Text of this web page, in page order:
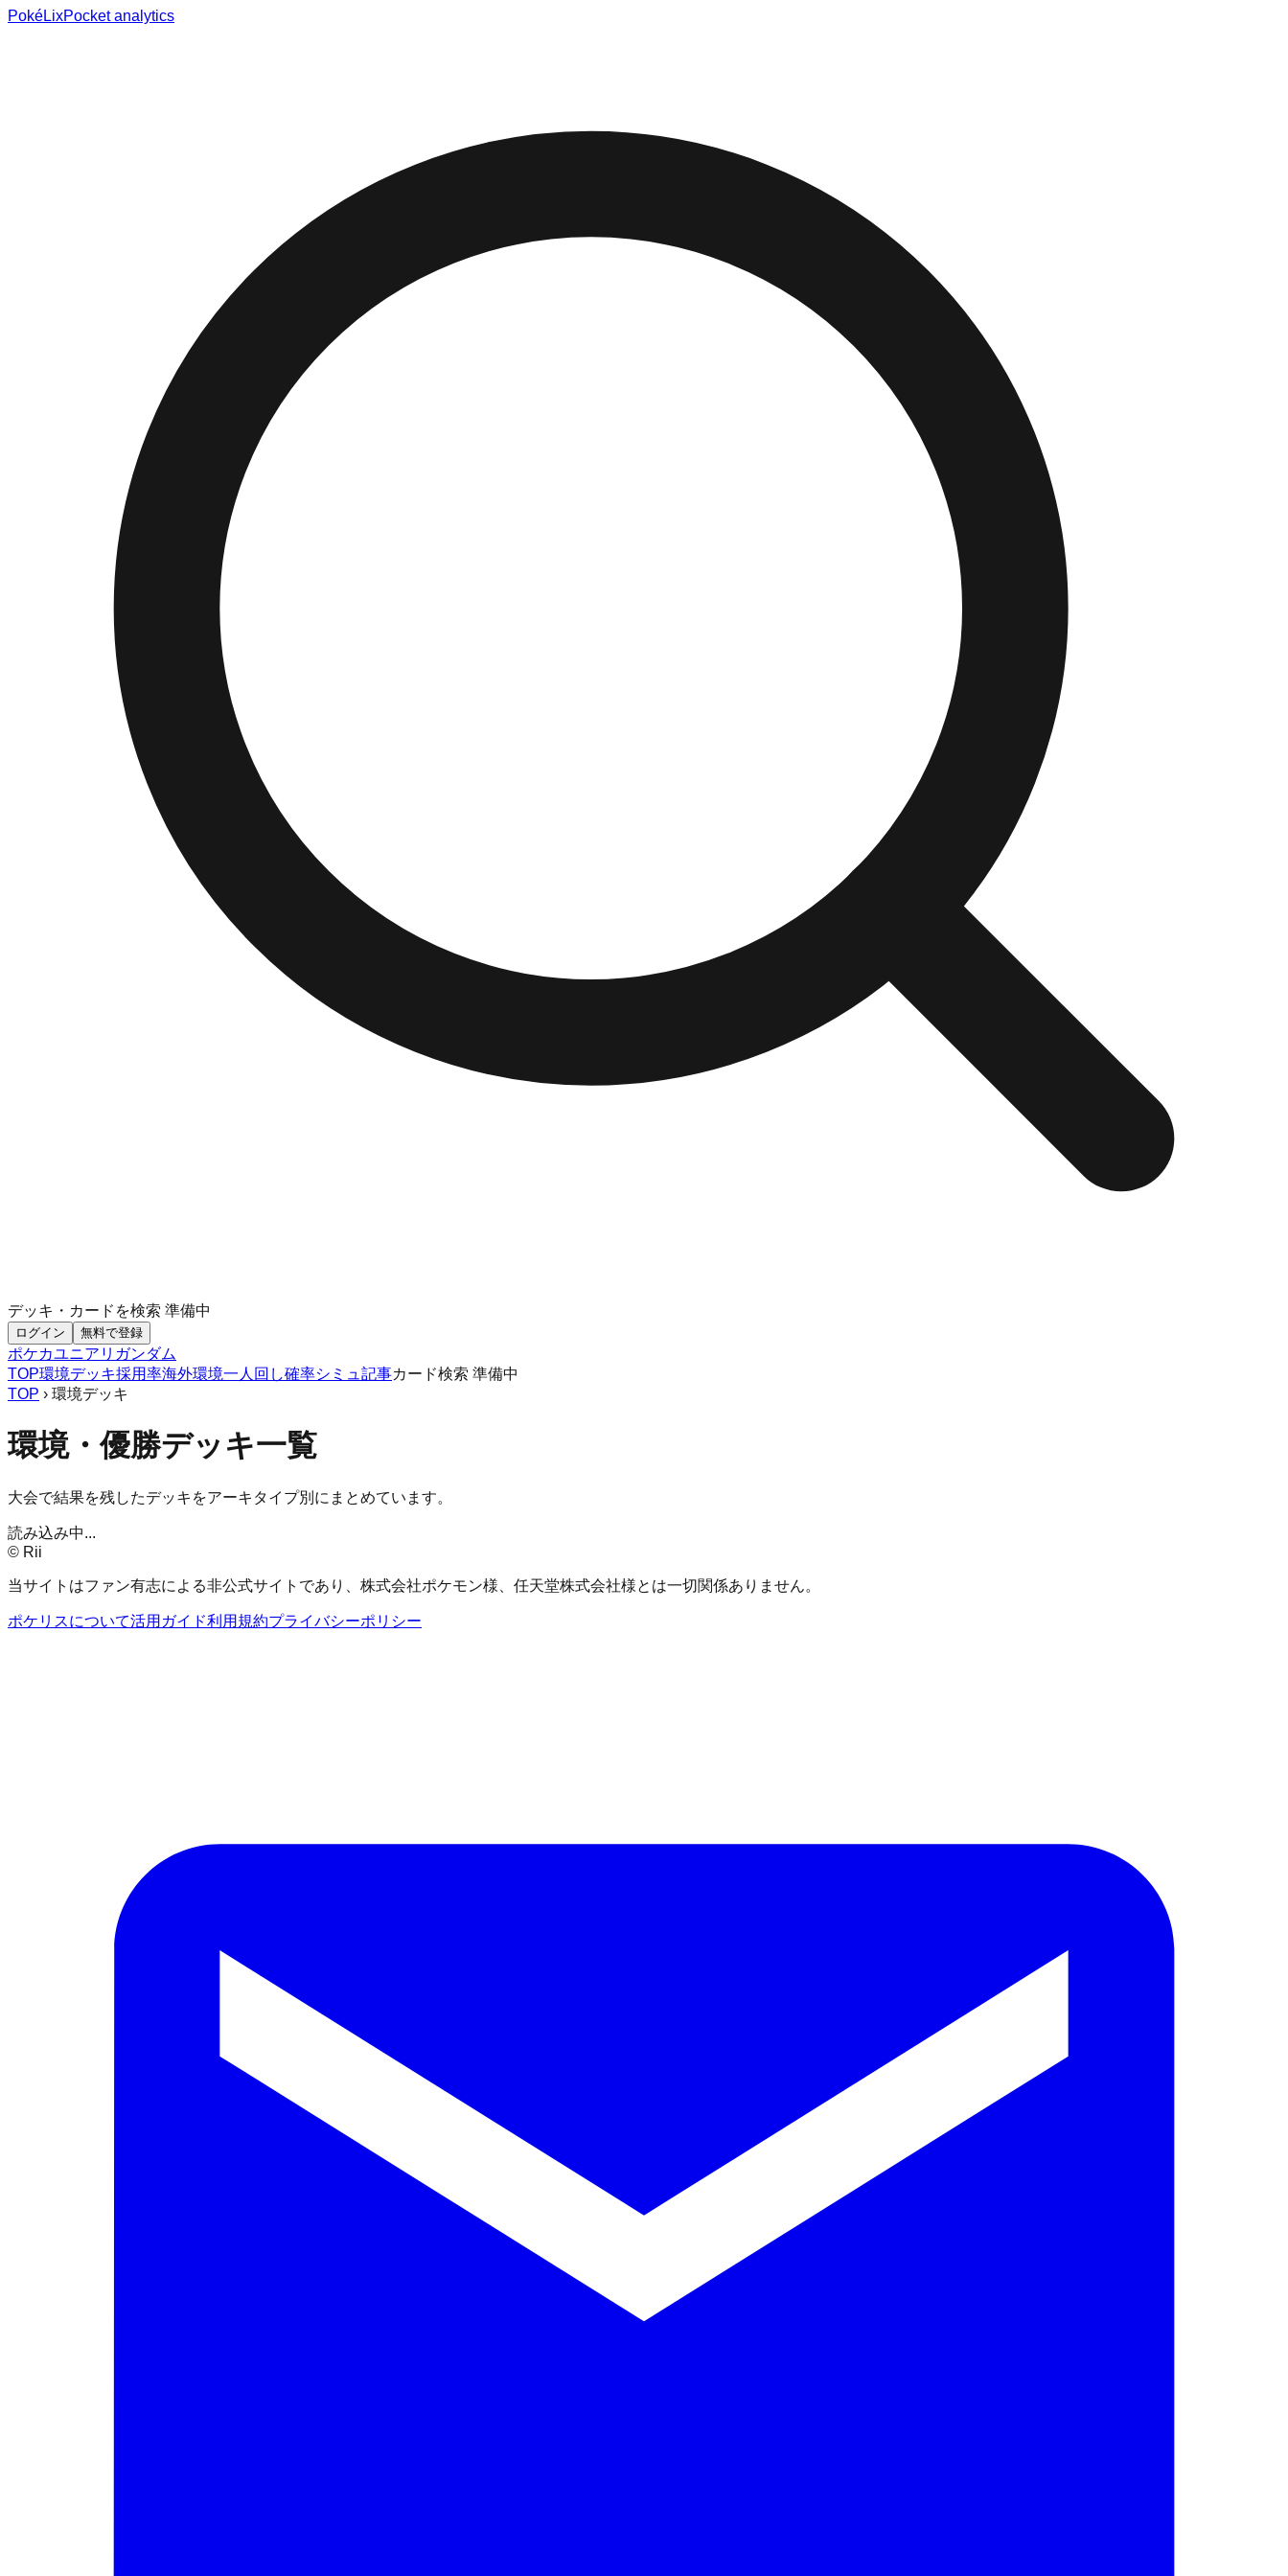
PokéLixPocket analytics
デッキ・カードを検索 準備中
ログイン 無料で登録
ポケカユニアリ ガンダム
TOP環境デッキ採用率海外環境一人回し確率シミュ 記事カード検索 準備中
TOP › 環境デッキ
環境・優勝デッキ一覧
大会で結果を残したデッキをアーキタイプ別にまとめています。
読み込み中...
© Rii
当サイトはファン有志による非公式サイトであり、株式会社ポケモン様、任天堂株式会社様とは一切関係ありません。
ポケリスについて活用ガイド利用規約プライバシーポリシー